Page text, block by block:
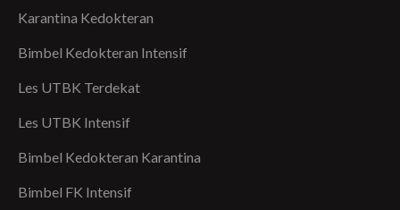
Karantina Kedokteran
Bimbel Kedokteran Intensif
Les UTBK Terdekat
Les UTBK Intensif
Bimbel Kedokteran Karantina
Bimbel FK Intensif